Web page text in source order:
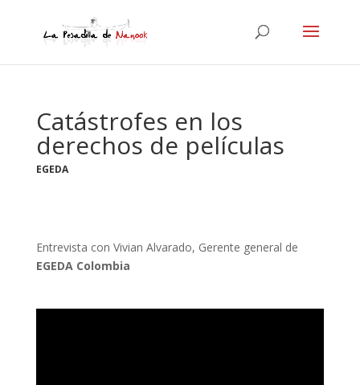
Catástrofes en los
derechos de películas
EGEDA
Entrevista con Vivian Alvarado, Gerente general de
EGEDA Colombia